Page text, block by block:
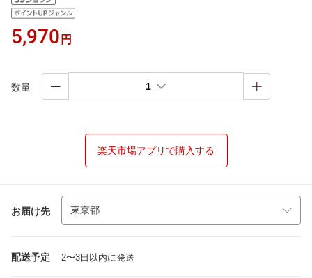
5,970 円
数量 1
楽天市場アプリで購入する
お届け先
配送予定 2〜3日以内に発送